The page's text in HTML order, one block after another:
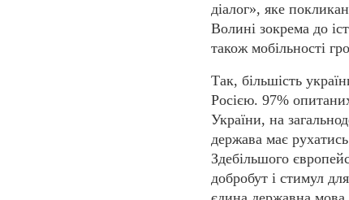
діалог», яке
Волині зокрема до
також мобільності
Так, більшість
Росією. 97%
України, на
держава має
Здебільшого
добробут і стимул